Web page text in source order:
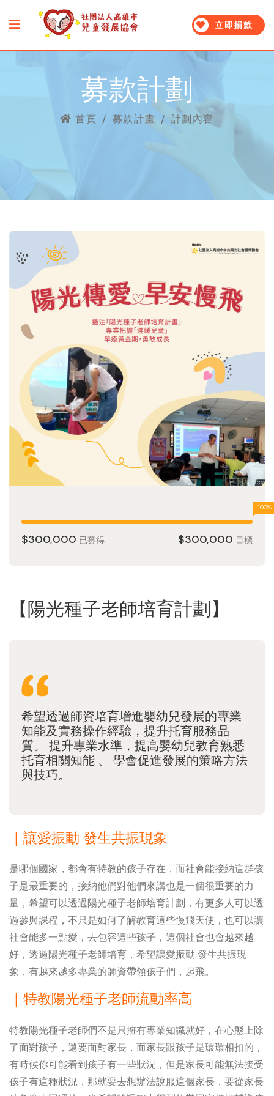
立即捐款
募款計劃
首頁 / 募款計畫 / 計劃內容
100%
$300,000 已募得 $300,000 目標
【陽光種子老師培育計劃】
希望透過師資培育增進嬰幼兒發展的專業
知能及實務操作經驗，提升托育服務品
質。 提升專業水準，提高嬰幼兒教育熟悉
托育相關知能 、 學會促進發展的策略方法
與技巧。
｜讓愛振動 發生共振現象
是哪個國家，都會有特教的孩子存在，而社會能接納這群孩
子是最重要的，接納他們對他們來講也是一個很重要的力
量，希望可以透過陽光種子老師培育計劃，有更多人可以透
過參與課程，不只是如何了解教育這些慢飛天使，也可以讓
社會能多一點愛，去包容這些孩子，這個社會也會越來越
好，透過陽光種子老師培育，希望讓愛振動 發生共振現
象，有越來越多專業的師資帶領孩子們，起飛。
｜特教陽光種子老師流動率高
特教陽光種子老師們不是只擁有專業知識就好，在心態上除
了面對孩子，還要面對家長，而家長跟孩子是環環相扣的，
有時候你可能看到孩子有一些狀況，但是家長可能無法接受
孩子有這種狀況，那就要去想辦法說服這個家長，要從家長